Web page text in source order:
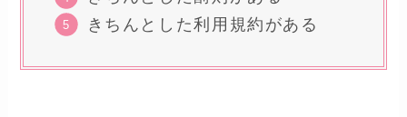
きちんとした利用規約がある